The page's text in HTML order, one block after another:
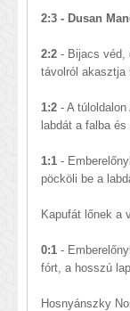
2:3 - Dusan
2:2 - Bijacs véd,
távolról akasztja
1:2 - A
labdát a falba
1:1 -
pöcköli be a
Kapufát lőnek a
0:1 -
fórt, a hosszú
Hosnyánszky